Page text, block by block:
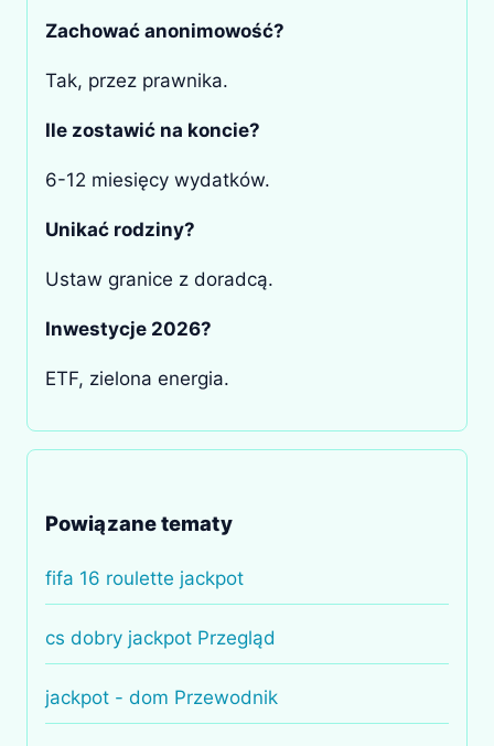
Zachować anonimowość?
Tak, przez prawnika.
Ile zostawić na koncie?
6-12 miesięcy wydatków.
Unikać rodziny?
Ustaw granice z doradcą.
Inwestycje 2026?
ETF, zielona energia.
Powiązane tematy
fifa 16 roulette jackpot
cs dobry jackpot Przegląd
jackpot - dom Przewodnik